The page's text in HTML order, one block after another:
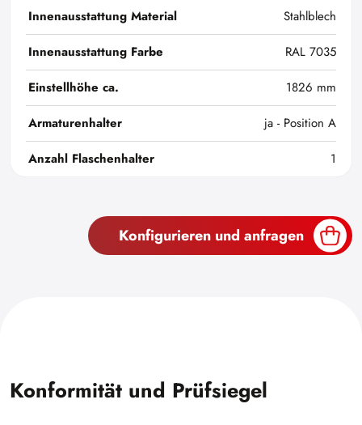
Innenausstattung Material
Stahlblech
Innenausstattung Farbe
RAL 7035
Einstellhöhe ca.
1826 mm
Armaturenhalter
ja - Position A
Anzahl Flaschenhalter
1
Konfigurieren und anfragen
Konformität und Prüfsiegel